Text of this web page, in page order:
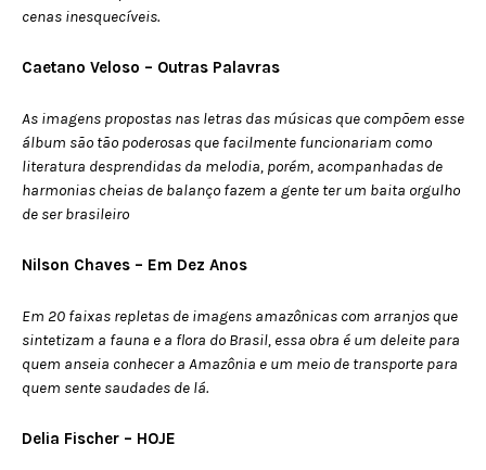
cenas inesquecíveis.
Caetano Veloso – Outras Palavras
As imagens propostas nas letras das músicas que compõem esse
álbum são tão poderosas que facilmente funcionariam como
literatura desprendidas da melodia, porém, acompanhadas de
harmonias cheias de balanço fazem a gente ter um baita orgulho
de ser brasileiro
Nilson Chaves – Em Dez Anos
Em 20 faixas repletas de imagens amazônicas com arranjos que
sintetizam a fauna e a flora do Brasil, essa obra é um deleite para
quem anseia conhecer a Amazônia e um meio de transporte para
quem sente saudades de lá.
Delia Fischer – HOJE